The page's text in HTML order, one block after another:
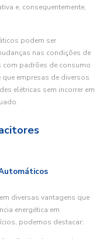
e, consequentemente,
podem ser
nas condições de
padrões de consumo
empresas de diversos
elétricas sem incorrer em
diversas vantagens que
energética em
podemos destacar: